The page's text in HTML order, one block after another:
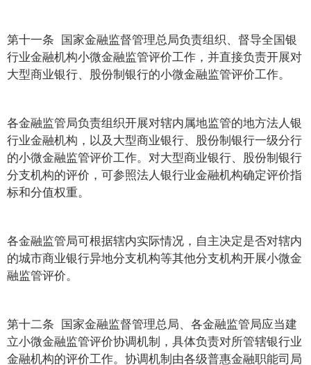
第十一条 国家金融监督管理总局负责组织、督导全国银
行业金融机构小微金融监管评价工作，并直接负责开展对
大型商业银行、股份制银行的小微金融监管评价工作。
各金融监管局负责组织开展对辖内属地监管的地方法人银
行业金融机构，以及大型商业银行、股份制银行一级分行
的小微金融监管评价工作。对大型商业银行、股份制银行
分支机构的评价，可参照法人银行业金融机构确定评价指
标和分值权重。
各金融监管局可根据辖内实际情况，自主决定是否对辖内
的城市商业银行异地分支机构等其他分支机构开展小微金
融监管评价。
第十二条 国家金融监督管理总局、各金融监管局应当建
立小微金融监管评价协调机制，具体负责对所管辖银行业
金融机构的评价工作。协调机制由各级普惠金融职能司局